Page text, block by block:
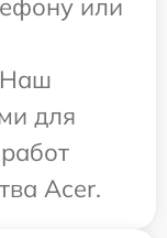
Наш
для
Acer.